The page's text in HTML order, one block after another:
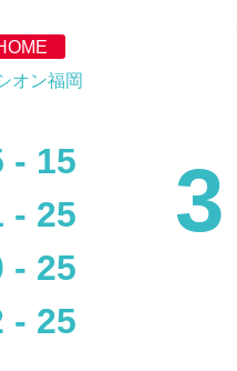
オン福岡
- 15
- 25
- 25
- 25
3